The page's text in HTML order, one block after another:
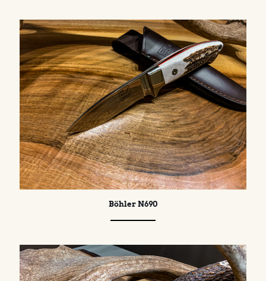
Böhler N690